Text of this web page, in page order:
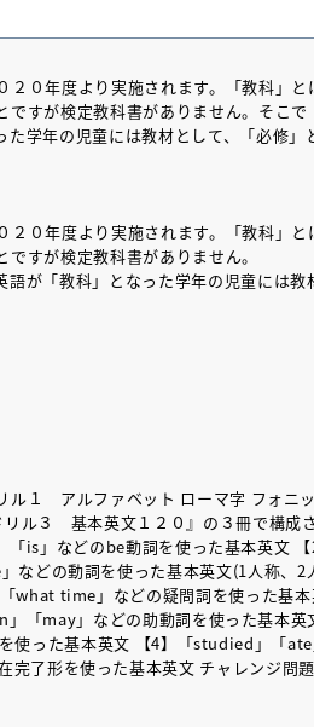
０年度より実施されます。「教科」と
すが検定教科書がありません。そこで
学年の児童には教材として、「必修」
０年度より実施されます。「教科」と
すが検定教科書がありません。
が「教科」となった学年の児童には教
ル１ アルファベット ローマ字 フォニ
ル３ 基本英文１２０』の３冊で構成さ
is」などのbe動詞を使った基本英文 【
どの動詞を使った基本英文(1人称、2
what time」などの疑問詞を使った基
「may」などの助動詞を使った基本英
使った基本英文 【4】「studied」「
完了形を使った基本英文 チャレンジ問
こ）特設サ
売決定！
フリースクールと
2026.03.31